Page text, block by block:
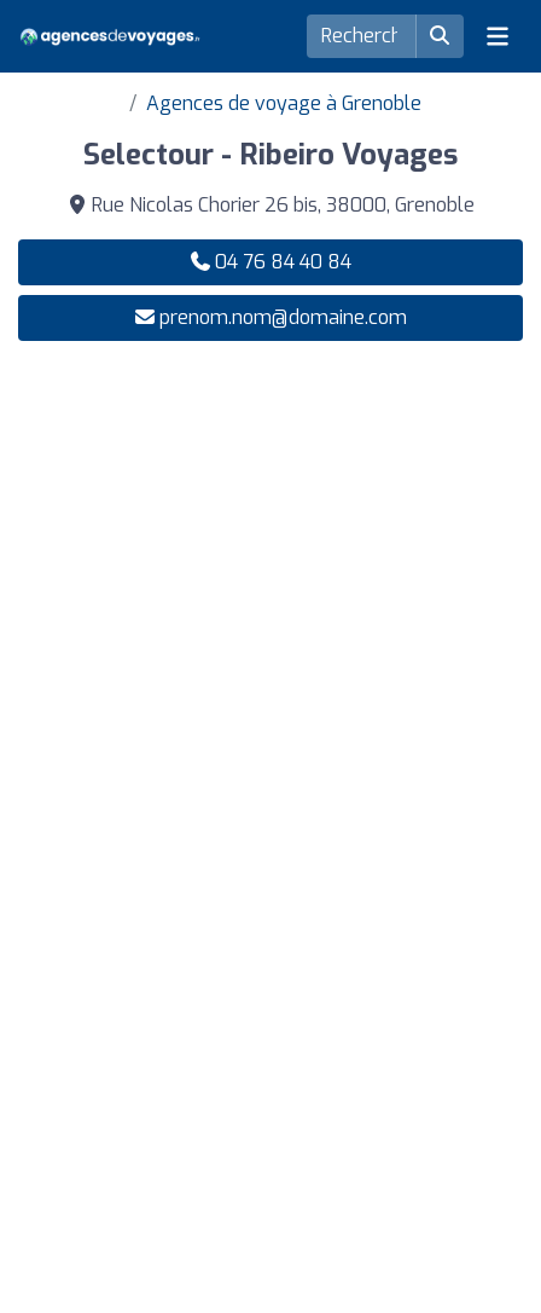
Agences de voyage à Grenoble
Selectour - Ribeiro Voyages
Rue Nicolas Chorier 26 bis, 38000, Grenoble
04 76 84 40 84
prenom.nom@domaine.com